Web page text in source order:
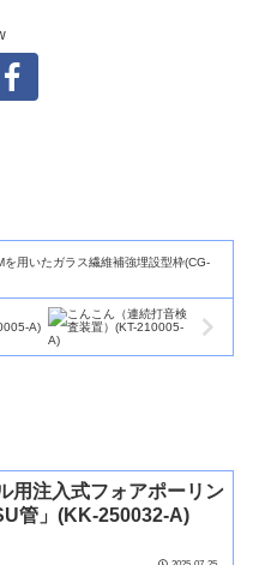
を用いたガラス繊維補強埋設型枠(CG-
A)
用注入式フォアポーリン
管」(KK-250032-A)